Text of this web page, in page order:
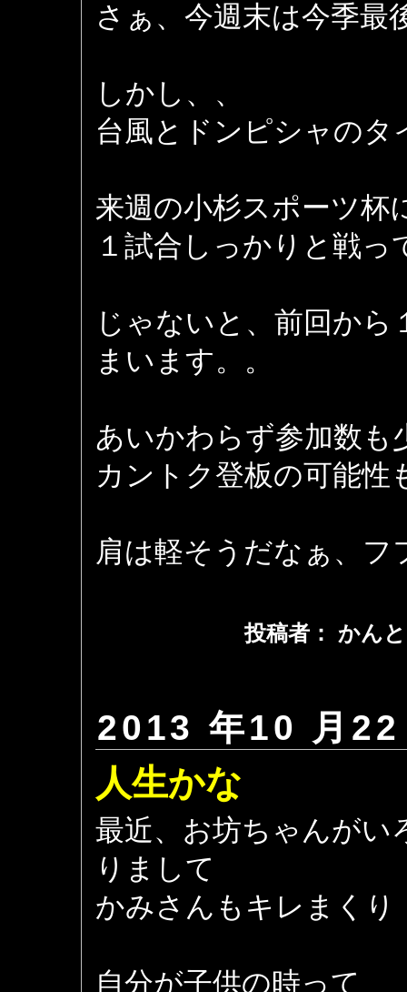
さぁ、今週末は今季最
しかし、、
台風とドンピシャの
来週の小杉スポーツ杯
１試合しっかりと戦
じゃないと、前回か
まいます。。
あいかわらず参加数も
カントク登板の可能性
肩は軽そうだなぁ、フ
投稿者： かん
2013 年10 月
人生かな
最近、お坊ちゃんがい
りまして
かみさんもキレまくり
自分が子供の時って